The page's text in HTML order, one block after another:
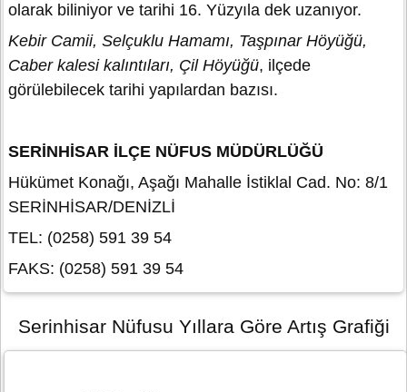
olarak biliniyor ve tarihi 16. Yüzyıla dek uzanıyor.
Kebir Camii, Selçuklu Hamamı, Taşpınar Höyüğü,
Caber kalesi kalıntıları, Çil Höyüğü, ilçede
görülebilecek tarihi yapılardan bazısı.
SERİNHİSAR İLÇE NÜFUS MÜDÜRLÜĞÜ
Hükümet Konağı, Aşağı Mahalle İstiklal Cad. No: 8/1
SERİNHİSAR/DENİZLİ
TEL: (0258) 591 39 54
FAKS: (0258) 591 39 54
Serinhisar Nüfusu Yıllara Göre Artış Grafiği